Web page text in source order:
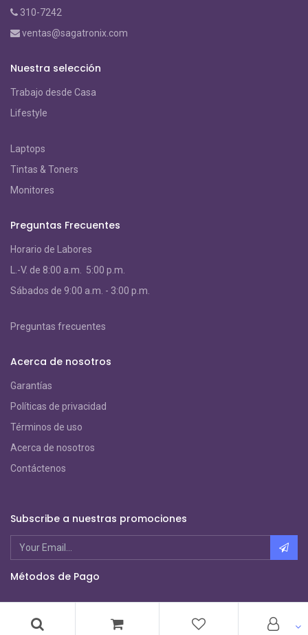
310-7242
ventas@sagatronix.com
Nuestra selección
Trabajo desde Casa
Lifestyle
Laptops
Tintas & Toners
Monitores
Preguntas Frecuentes
Horario de Labores
L.-V. de 8:00 a.m. 5:00 p.m.
Sábados de 9:00 a.m. - 3:00 p.m.
Preguntas frecuentes
Acerca de nosotros
Garantías
Políticas de privacidad
Términos de uso
Acerca de nosotros
Contáctenos
Subscribe a nuestras promociones
Métodos de Pago